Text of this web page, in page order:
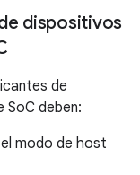
dispositivos
de
SoC deben:
modo de host